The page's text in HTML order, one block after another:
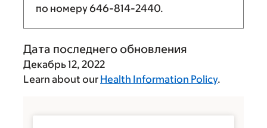
по номеру646-814-2440.
Дата последнего обновления
Декабрь 12, 2022
Learn about our Health Information Policy.